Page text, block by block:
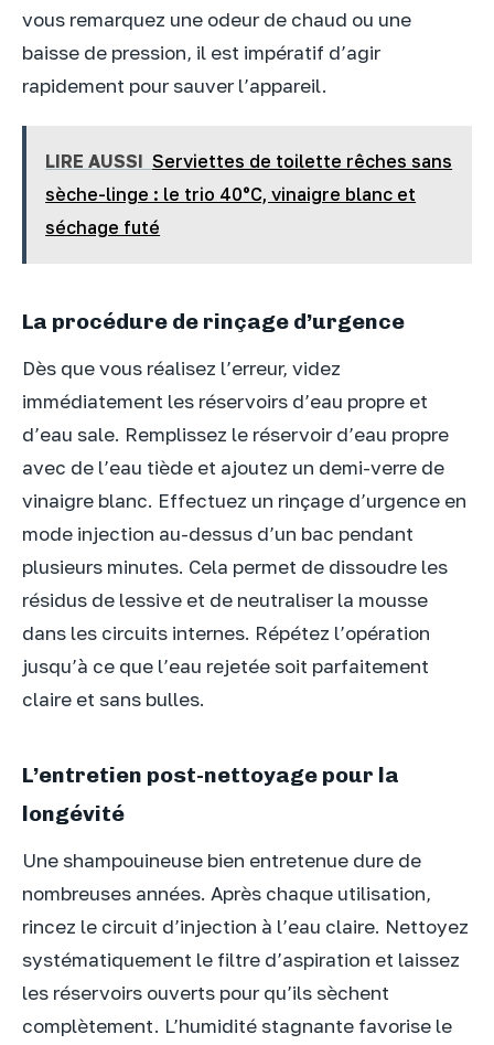
vous remarquez une odeur de chaud ou une
baisse de pression, il est impératif d’agir
rapidement pour sauver l’appareil.
LIRE AUSSI Serviettes de toilette rêches sans
sèche-linge : le trio 40°C, vinaigre blanc et
séchage futé
La procédure de rinçage d’urgence
Dès que vous réalisez l’erreur, videz
immédiatement les réservoirs d’eau propre et
d’eau sale. Remplissez le réservoir d’eau propre
avec de l’eau tiède et ajoutez un demi-verre de
vinaigre blanc. Effectuez un rinçage d’urgence en
mode injection au-dessus d’un bac pendant
plusieurs minutes. Cela permet de dissoudre les
résidus de lessive et de neutraliser la mousse
dans les circuits internes. Répétez l’opération
jusqu’à ce que l’eau rejetée soit parfaitement
claire et sans bulles.
L’entretien post-nettoyage pour la
longévité
Une shampouineuse bien entretenue dure de
nombreuses années. Après chaque utilisation,
rincez le circuit d’injection à l’eau claire. Nettoyez
systématiquement le filtre d’aspiration et laissez
les réservoirs ouverts pour qu’ils sèchent
complètement. L’humidité stagnante favorise le